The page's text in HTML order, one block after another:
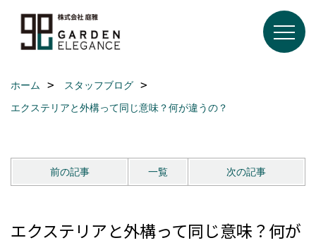
ホーム
スタッフブログ
エクステリアと外構って同じ意味？何が違うの？
前の記事 一覧 次の記事
エクステリアと外構って同じ意味？何が